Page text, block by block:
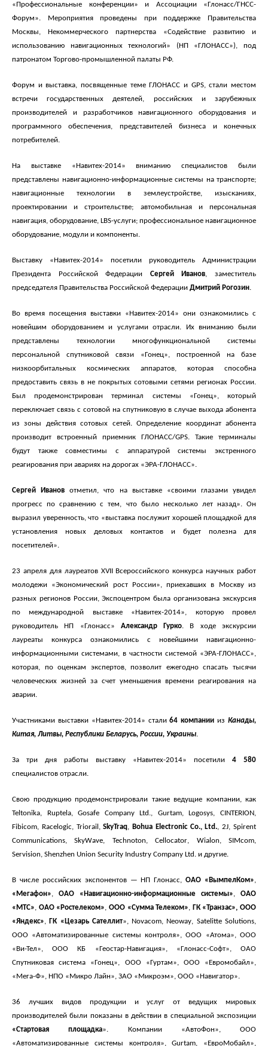
«Профессиональные конференции» и Ассоциации «Глонасс/ГНСС-
Форум». Мероприятия проведены при поддержке Правительства
Москвы, Некоммерческого партнерства «Содействие развитию и
использованию навигационных технологий» (НП «ГЛОНАСС»), под
патронатом Торгово-промышленной палаты РФ.
Форум и выставка, посвященные теме ГЛОНАСС и GPS, стали местом
встречи государственных деятелей, российских и зарубежных
производителей и разработчиков навигационного оборудования и
программного обеспечения, представителей бизнеса и конечных
потребителей.
На выставке «Навитех-2014» вниманию специалистов были
представлены навигационно-информационные системы на транспорте;
навигационные технологии в землеустройстве, изысканиях,
проектировании и строительстве; автомобильная и персональная
навигация, оборудование, LBS-услуги; профессиональное навигационное
оборудование, модули и компоненты.
Выставку «Навитех-2014» посетили руководитель Администрации
Президента Российской Федерации Сергей Иванов,заместитель
председателя Правительства Российской Федерации Дмитрий Рогозин.
Во время посещения выставки «Навитех-2014» они ознакомились с
новейшим оборудованием и услугами отрасли. Их вниманию были
представлены технологии многофункциональной системы
персональной спутниковой связи «Гонец», построенной на базе
низкоорбитальных космических аппаратов, которая способна
предоставить связь в не покрытых сотовыми сетями регионах России.
Был продемонстрирован терминал системы «Гонец», который
переключает связь с сотовой на спутниковую в случае выхода абонента
из зоны действия сотовых сетей. Определение координат абонента
производит встроенный приемник ГЛОНАСС/GPS. Такие терминалы
будут также совместимы с аппаратурой системы экстренного
реагирования при авариях на дорогах «ЭРА-ГЛОНАСС».
Сергей Иванов отметил, что на выставке «своими глазами увидел
прогресс по сравнению с тем, что было несколько лет назад». Он
выразил уверенность, что «выставка послужит хорошей площадкой для
установления новых деловых контактов и будет полезна для
посетителей».
23 апреля для лауреатов XVII Всероссийского конкурса научных работ
молодежи «Экономический рост России», приехавших в Москву из
разных регионов России, Экспоцентром была организована экскурсия
по международной выставке «Навитех-2014», которую провел
руководитель НП «Глонасс» Александр Гурко. В ходе экскурсии
лауреаты конкурса
ознакомились с новейшими навигационно-
информационными системами, в частности системой «ЭРА-ГЛОНАСС»,
которая, по оценкам экспертов, позволит ежегодно спасать тысячи
человеческих жизней за счет уменьшения времени реагирования на
аварии.
Участниками выставки «Навитех-2014» стали64 компании изКанады,
Китая, Литвы, Республики Беларусь, России, Украины.
За три дня работы выставку «Навитех-2014» посетили 4 580
специалистов отрасли.
Свою продукцию продемонстрировали такие ведущие компании, как
Teltonika, Ruptela,Gosafe Company Ltd ., Gurtam,Logosys,CINTERION,
Fibicom, Racelogic, Triorail ,SkyTraq, Bohua Electronic Co., Ltd., 2J,Spirent
Communications,SkyWave, Technoton,Cellocator, Wialon,SIMcom,
Servision, Shenzhen Union Security Industry Company Ltd . и другие.
В числе российских экспонентов — НП Глонасс,ОАО «ВымпелКом»,
«Мегафон», ОАО «Навигационно-информационные системы», ОАО
«МТС», ОАО «Ростелеком», ООО «Сумма Телеком», ГК «Транзас», ООО
«Яндекс», ГК «Цезарь Сателлит», Novacom, Neoway, Satelitte Solutions,
ООО «Автоматизированные системы контроля», ООО «Атома», ООО
«Ви-Тел», ООО КБ «Геостар-Навигация», «Глонасс-Софт», ОАО
Спутниковая система «Гонец», ООО «Гуртам», ООО «Евромобайл»,
«Мега-Ф», НПО «Микро Лайн», ЗАО «Микроэм», ООО «Навигатор».
36 лучших видов продукции и услуг от ведущих мировых
производителей были показаны в действии в специальной экспозиции
«Стартовая площадка».
Компании «АвтоФон», ООО
«Автоматизированные системы контроля», Gurtam, «ЕвроМобайл»,